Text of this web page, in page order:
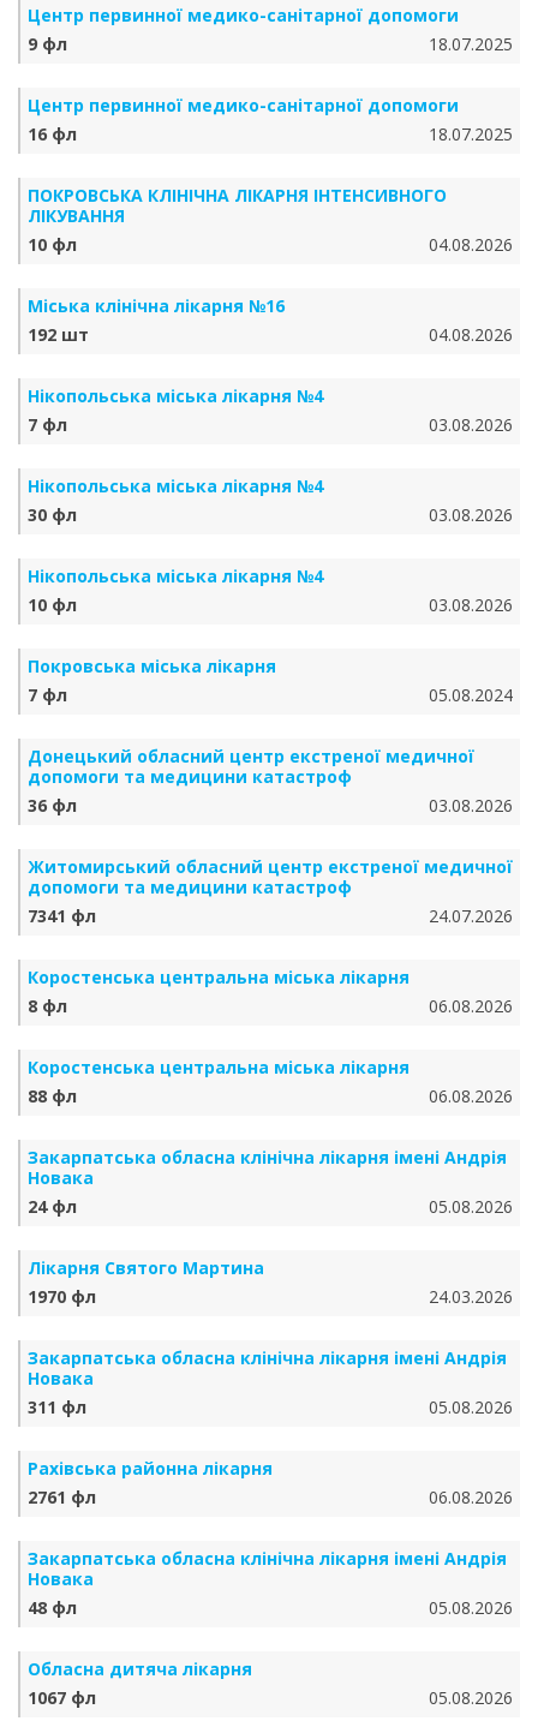
Центр первинної медико-санітарної допомоги
9 фл
18.07.2025
Центр первинної медико-санітарної допомоги
16 фл
18.07.2025
ПОКРОВСЬКА КЛІНІЧНА ЛІКАРНЯ ІНТЕНСИВНОГО
ЛІКУВАННЯ
10 фл
04.08.2026
Міська клінічна лікарня №16
192 шт
04.08.2026
Нікопольська міська лікарня №4
7 фл
03.08.2026
Нікопольська міська лікарня №4
30 фл
03.08.2026
Нікопольська міська лікарня №4
10 фл
03.08.2026
Покровська міська лікарня
7 фл
05.08.2024
Донецький обласний центр екстреної медичної
допомоги та медицини катастроф
36 фл
03.08.2026
Житомирський обласний центр екстреної медичної
допомоги та медицини катастроф
7341 фл
24.07.2026
Коростенська центральна міська лікарня
8 фл
06.08.2026
Коростенська центральна міська лікарня
88 фл
06.08.2026
Закарпатська обласна клінічна лікарня імені Андрія
Новака
24 фл
05.08.2026
Лікарня Святого Мартина
1970 фл
24.03.2026
Закарпатська обласна клінічна лікарня імені Андрія
Новака
311 фл
05.08.2026
Рахівська районна лікарня
2761 фл
06.08.2026
Закарпатська обласна клінічна лікарня імені Андрія
Новака
48 фл
05.08.2026
Обласна дитяча лікарня
1067 фл
05.08.2026